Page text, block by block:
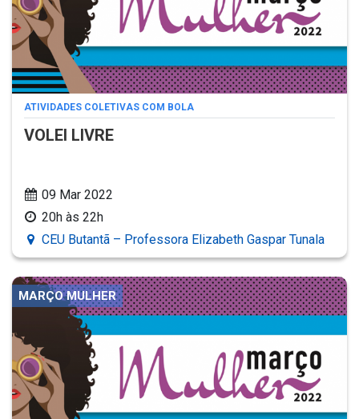
ATIVIDADES COLETIVAS COM BOLA
VOLEI LIVRE
09 Mar 2022
20h às 22h
CEU Butantã – Professora Elizabeth Gaspar Tunala
MARÇO MULHER